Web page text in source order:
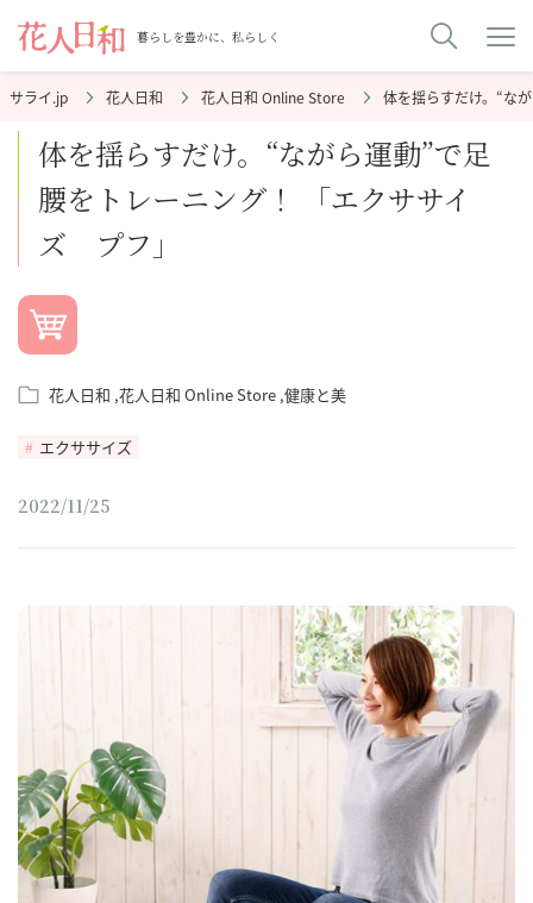
暮らしを豊かに、私らしく
花人日和 花人日和 Online Store 体を揺らすだけ。“な
体を揺らすだけ。“ながら運動”で足
腰をトレーニング！ 「エクササイ
ズ プフ」
花人日和 花人日和 Online Store 健康と美
エクササイズ
2022/11/25